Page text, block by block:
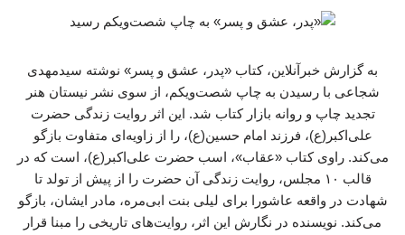
به گزارش خبرآنلاین، کتاب «پدر، عشق و پسر» نوشته سیدمهدی
شجاعی با رسیدن به چاپ شصت‌ویکم، از سوی نشر نیستان هنر
تجدید چاپ و روانه بازار کتاب شد. این اثر روایت زندگی حضرت
علی‌اکبر(ع)، فرزند امام حسین(ع)، را از زاویه‌ای متفاوت بازگو
می‌کند. راوی کتاب «عقاب»، اسب حضرت علی‌اکبر(ع)، است که در
قالب ۱۰ مجلس، روایت زندگی آن حضرت را از پیش از تولد تا
شهادت در واقعه عاشورا برای لیلی بنت ابی‌مره، مادر ایشان، بازگو
می‌کند. نویسنده در نگارش این اثر، روایت‌های تاریخی را مبنا قرار